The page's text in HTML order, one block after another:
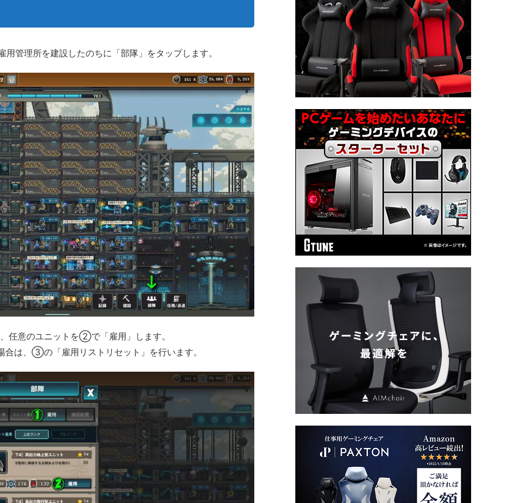
管理所を建設したのちに「部隊」をタップします。
任意のユニットを②で「雇用」します。
合は、③の「雇用リストリセット」を行います。